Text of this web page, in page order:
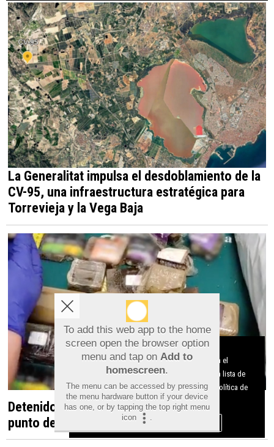
La Generalitat impulsa el desdoblamiento de la
CV-95, una infraestructura estratégica para
Torrevieja y la Vega Baja
Detenido en Albatera por dirigir un presunto
punto de venta de droga desde una vivienda
To add this web app to the home
screen open the browser option
menu and tap on Add to
homescreen.
The menu can be accessed by pressing
the menu hardware button if your device
has one, or by tapping the top right menu
icon
.
Aviso sobre el Uso de cookies:
Utilizamos cookies nuestras y de terceros para el
funcionamiento del digital. Puedes consultar la lista de
cookies y como desconectarlas. Ver nuestra Política de
Privacidad y Cookies
Aceptar Cookies